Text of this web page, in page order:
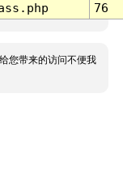
76
您带来的访问不便我